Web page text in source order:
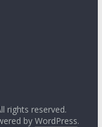
rights reserved.
by WordPress.